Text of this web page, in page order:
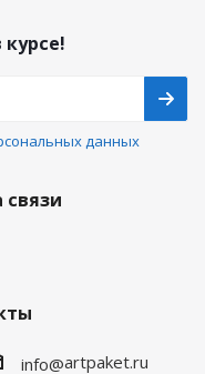
курсе!
данных
связи
info@artpaket.ru